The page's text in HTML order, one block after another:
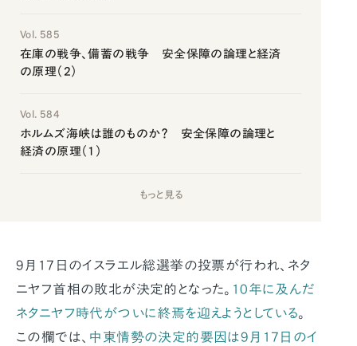
Vol. 585
在庫の戦争、備蓄の戦争 安全保障の論理と経済
の原理（2）
Vol. 584
ホルムズ海峡は誰のものか？ 安全保障の論理と
経済の原理（1）
もっと見る
9月17日のイスラエル総選挙の投票が行われ、ネタ
ニヤフ首相の敗北が決定的となった。 10年に及んだ
ネタニヤフ時代がついに終焉を迎えようとしている。
この欄では、 中東情勢の決定的要因は9月17日のイ